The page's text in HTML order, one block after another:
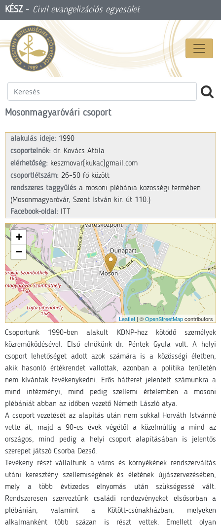
KÉSZ- Civil evangelizációs egyesület
Mosonmagyaróvári csoport
Csoportunk 1990-ben alakult KDNP-hez kötődő személyek
közreműködésével. Első elnökünk dr. Péntek Gyula volt. A helyi
csoport lehetőséget adott azok számára is a közösségi életben,
akik hasonló értékrendet vallottak, azonban a politika területén
nem kívántak tevékenykedni. Erős hátteret jelentett számunkra a
mind intézményi, mind pedig szellemi értelemben a mosoni
plébániát abban az időben vezető Németh László atya.
A csoport vezetését az alapítás után nem sokkal Horváth Istvánné
vette át, majd a 90-es évek végétől a közelmúltig a mind az
országos, mind pedig a helyi csoport alapításában is jelentős
szerepet játszó Csorba Dezső.
Tevékeny részt vállaltunk a város és környékének rendszerváltás
utáni keresztény szellemiségének és életének újjászervezésében,
mely a több évtizedes elnyomás után szükségessé vált.
Rendszeresen szerveztünk családi rendezvényeket elsősorban a
plébánián, valamint a Kötött-csónakházban, melyeken
alkalmanként több százan is részt vettek. Emellett olyan
alakulás ideje: 1990
csoportelnök: dr. Kovács Attila
elérhetőség: keszmovar[kukac]gmail.com
csoportlétszám: 26–50 fő között
rendszeres taggyűlés a mosoni plébánia közösségi termében
(Mosonmagyaróvár, Szent István kir. út 110.)
Facebook-oldal:
+
−
Leaflet | ©OpenStreetMapcontributors